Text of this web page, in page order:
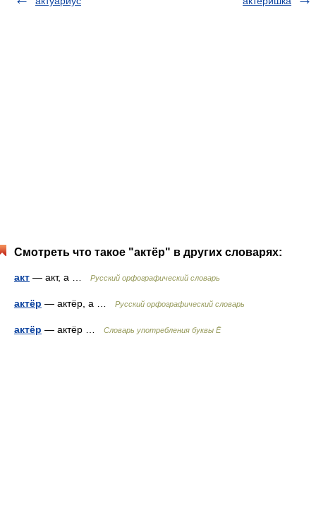
Смотреть что такое "актёр" в других словарях:
акт — акт, а … Русский орфографический словарь
актёр — актёр, а … Русский орфографический словарь
актёр — актёр … Словарь употребления буквы Ё